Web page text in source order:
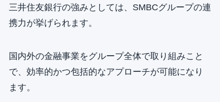
三井住友銀行の強みとしては、SMBCグループの連
携力が挙げられます。
国内外の金融事業をグループ全体で取り組みこと
で、効率的かつ包括的なアプローチが可能になり
ます。